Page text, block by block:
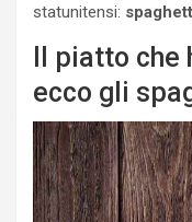
statunitensi:
Il piatto
ecco gli